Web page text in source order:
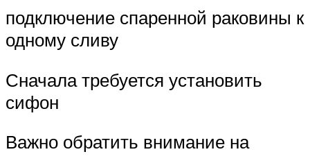
подключение спаренной раковины к
одному сливу
Сначала требуется установить
сифон
Важно обратить внимание на